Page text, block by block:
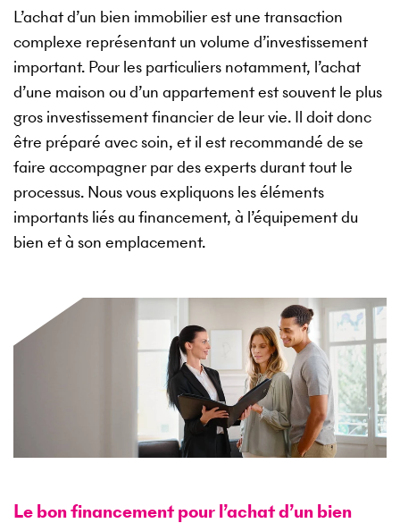
L’achat d’un bien immobilier est une transaction
complexe représentant un volume d’investissement
important. Pour les particuliers notamment, l’achat
d’une maison ou d’un appartement est souvent le plus
gros investissement financier de leur vie. Il doit donc
être préparé avec soin, et il est recommandé de se
faire accompagner par des experts durant tout le
processus. Nous vous expliquons les éléments
importants liés au financement, à l’équipement du
bien et à son emplacement.
Le bon financement pour l’achat d’un bien